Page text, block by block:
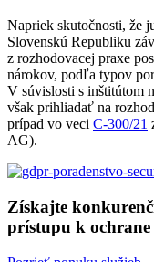
Napriek skutočnosti, že
Slovenskú Republiku
z rozhodovacej praxe
nárokov, podľa typov
V súvislosti s inštitútom
však prihliadať na
prípad vo veci C-300/21
AG).
Získajte
prístupu k